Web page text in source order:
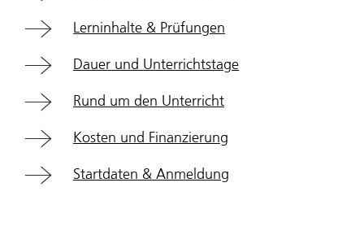
Lerninhalte & Prüfungen
Dauer und Unterrichtstage
Rund um den Unterricht
Kosten und Finanzierung
Startdaten & Anmeldung